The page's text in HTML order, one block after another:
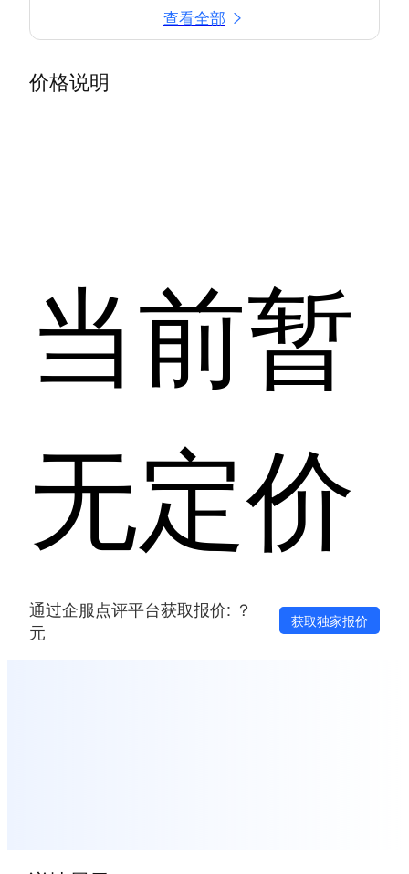
查看全部
价格说明
当前暂
无定价
通过企服点评平台获取报价: ？
元
获取独家报价